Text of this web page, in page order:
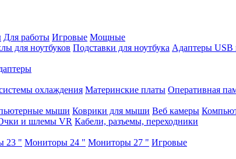
Для работы Игровые Мощные
для ноутбуков Подставки для ноутбука Адаптеры USB
охлаждения Материнские платы Оперативная
мыши Коврики для мыши Веб камеры
и шлемы VR Кабели, разъемы, переходники
23 " Мониторы 24 " Мониторы 27 " Игровые